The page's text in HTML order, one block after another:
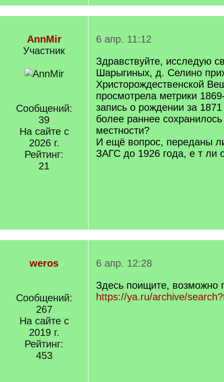
AnnMir
Участник
Сообщений:
39
На сайте с
2026 г.
Рейтинг:
21
6 апр. 11:12
Здравствуйте, исследую
Шарыгиных, д. Селино
Христорождественской
просмотрела метрики
запись о рождении за
более раннее
местности?
И ещё вопрос, переданы
ЗАГС до 1926 года, е т ли
weros
Сообщений:
267
На сайте с
2019 г.
Рейтинг:
453
6 апр. 12:28
Здесь поищите, возможно
https://ya.ru/archive/